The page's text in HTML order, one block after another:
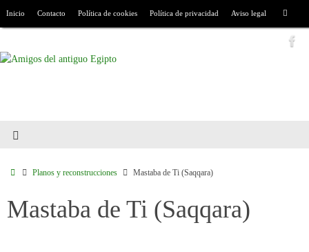
Inicio Contacto Política de cookies Política de privacidad Aviso legal
Planos y reconstrucciones Mastaba de Ti (Saqqara)
Mastaba de Ti (Saqqara)